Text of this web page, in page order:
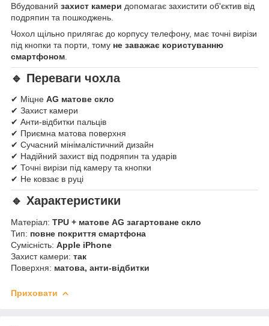
Вбудований захист камери допомагає захистити об'єктив від
подряпин та пошкоджень.
Чохол щільно прилягає до корпусу телефону, має точні вирізи
під кнопки та порти, тому не заважає користуванню
смартфоном
🔹 Переваги чохла
✔ Міцне AG матове скло
✔ Захист камери
✔ Анти-відбитки пальців
✔ Приємна матова поверхня
✔ Сучасний мінімалістичний дизайн
✔ Надійний захист від подряпин та ударів
✔ Точні вирізи під камеру та кнопки
✔ Не ковзає в руці
🔹 Характеристики
Матеріал: TPU + матове AG загартоване скло
Тип: повне покриття смартфона
Сумісність: Apple iPhone
Захист камери: так
Поверхня: матова, анти-відбитки
Приховати